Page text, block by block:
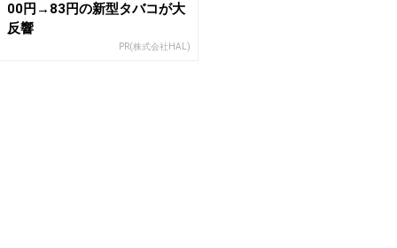
00円→83円の新型タバコが大
反響
PR(株式会社HAL)